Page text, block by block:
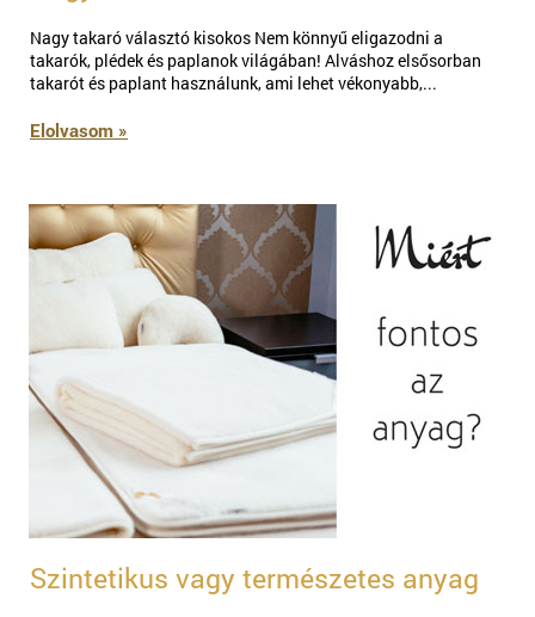
Nagy takaró választó kisokos Nem könnyű eligazodni a
takarók, plédek és paplanok világában! Alváshoz elsősorban
takarót és paplant használunk, ami lehet vékonyabb,...
Elolvasom »
Szintetikus vagy természetes anyag